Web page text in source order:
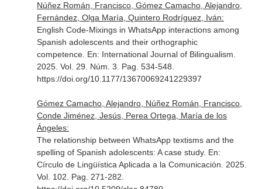
Núñez Román, Francisco, Gómez Camacho, Alejandro,
Fernández, Olga María, Quintero Rodríguez, Iván:
English Code-Mixings in WhatsApp interactions among
Spanish adolescents and their orthographic
competence. En: International Journal of Bilingualism
2025. Vol. 29. Núm. 3. Pag. 534-548.
https://doi.org/10.1177/13670069241229397
Gómez Camacho, Alejandro, Núñez Román, Francisco,
Conde Jiménez, Jesús, Perea Ortega, María de los
Ángeles:
The relationship between WhatsApp textisms and the
spelling of Spanish adolescents: A case study. En:
Círculo de Lingüística Aplicada a la Comunicación . 2025.
Vol. 102. Pag. 271-282.